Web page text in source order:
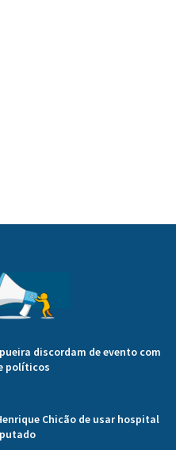
discordam de evento com
políticos
Chicão de usar hospital